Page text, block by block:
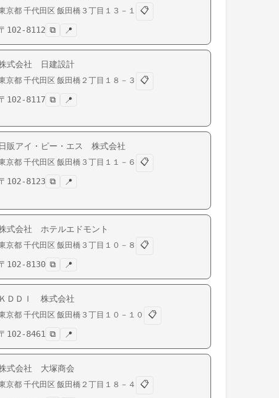
京都 千代田区 飯田橋 ３丁目１３－１
📋
102-8112 ⧉ 📍
式会社 日建設計
京都 千代田区 飯田橋 ２丁目１８－３
📋
102-8117 ⧉ 📍
日販アイ・ピー・エス 株式会社
京都 千代田区 飯田橋 ３丁目１１－６
📋
102-8123 ⧉ 📍
式会社 ホテルエドモント
京都 千代田区 飯田橋 ３丁目１０－８
📋
102-8130 ⧉ 📍
ＫＤＤＩ 株式会社
京都 千代田区 飯田橋 ３丁目１０－１０
📋
102-8461 ⧉ 📍
式会社 大塚商会
京都 千代田区 飯田橋 ２丁目１８－４
📋